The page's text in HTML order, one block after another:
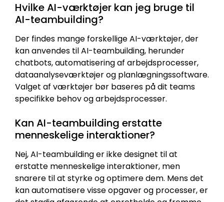
Hvilke AI-værktøjer kan jeg bruge til
AI-teambuilding?
Der findes mange forskellige AI-værktøjer, der
kan anvendes til AI-teambuilding, herunder
chatbots, automatisering af arbejdsprocesser,
dataanalyseværktøjer og planlægningssoftware.
Valget af værktøjer bør baseres på dit teams
specifikke behov og arbejdsprocesser.
Kan AI-teambuilding erstatte
menneskelige interaktioner?
Nej, AI-teambuilding er ikke designet til at
erstatte menneskelige interaktioner, men
snarere til at styrke og optimere dem. Mens det
kan automatisere visse opgaver og processer, er